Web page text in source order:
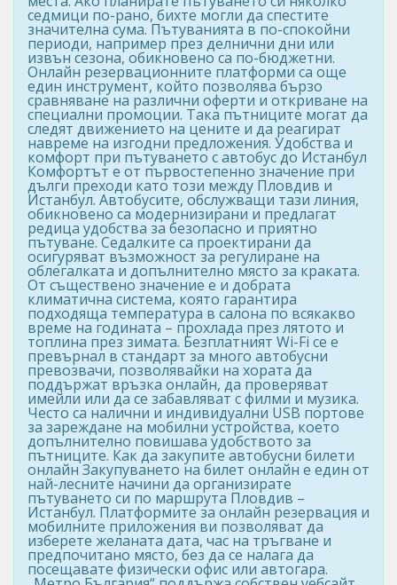
седмици по-рано, бихте могли да спестите
значителна сума. Пътуванията в по-спокойни
периоди, например през делнични дни или
извън сезона, обикновено са по-бюджетни.
Онлайн резервационните платформи са още
един инструмент, който позволява бързо
сравняване на различни оферти и откриване на
специални промоции. Така пътниците могат да
следят движението на цените и да реагират
навреме на изгодни предложения. Удобства и
комфорт при пътуването с автобус до Истанбул
Комфортът е от първостепенно значение при
дълги преходи като този между Пловдив и
Истанбул. Автобусите, обслужващи тази линия,
обикновено са модернизирани и предлагат
редица удобства за безопасно и приятно
пътуване. Седалките са проектирани да
осигуряват възможност за регулиране на
облегалката и допълнително място за краката.
От съществено значение е и добрата
климатична система, която гарантира
подходяща температура в салона по всякакво
време на годината – прохлада през лятото и
топлина през зимата. Безплатният Wi-Fi се е
превърнал в стандарт за много автобусни
превозвачи, позволявайки на хората да
поддържат връзка онлайн, да проверяват
имейли или да се забавляват с филми и музика.
Често са налични и индивидуални USB портове
за зареждане на мобилни устройства, което
допълнително повишава удобството за
пътниците. Как да закупите автобусни билети
онлайн Закупуването на билет онлайн е един от
най-лесните начини да организирате
пътуването си по маршрута Пловдив –
Истанбул. Платформите за онлайн резервация и
мобилните приложения ви позволяват да
изберете желаната дата, час на тръгване и
предпочитано място, без да се налага да
посещавате физически офис или автогара.